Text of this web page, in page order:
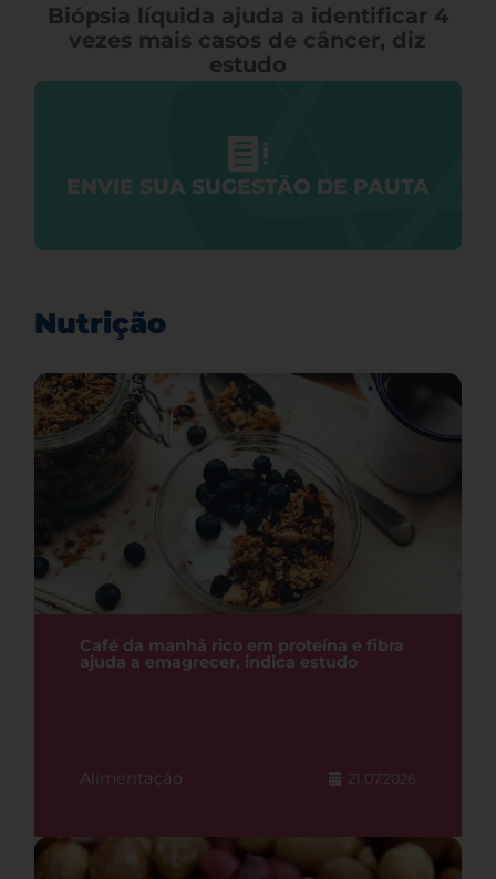
Biópsia líquida ajuda a identificar 4
vezes mais casos de câncer, diz
estudo
ENVIE SUA SUGESTÃO DE PAUTA
Nutrição
Café da manhã rico em proteína e fibra
ajuda a emagrecer, indica estudo
Alimentação 21.07.2026